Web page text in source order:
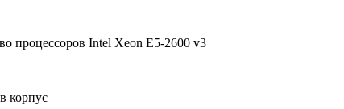
процессоров Intel Xeon E5-2600 v3
корпус